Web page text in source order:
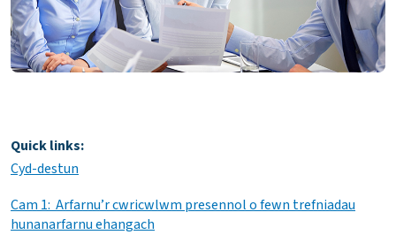
Quick links:
Cyd-destun
Cam 1: Arfarnu’r cwricwlwm presennol o fewn trefniadau
hunanarfarnu ehangach